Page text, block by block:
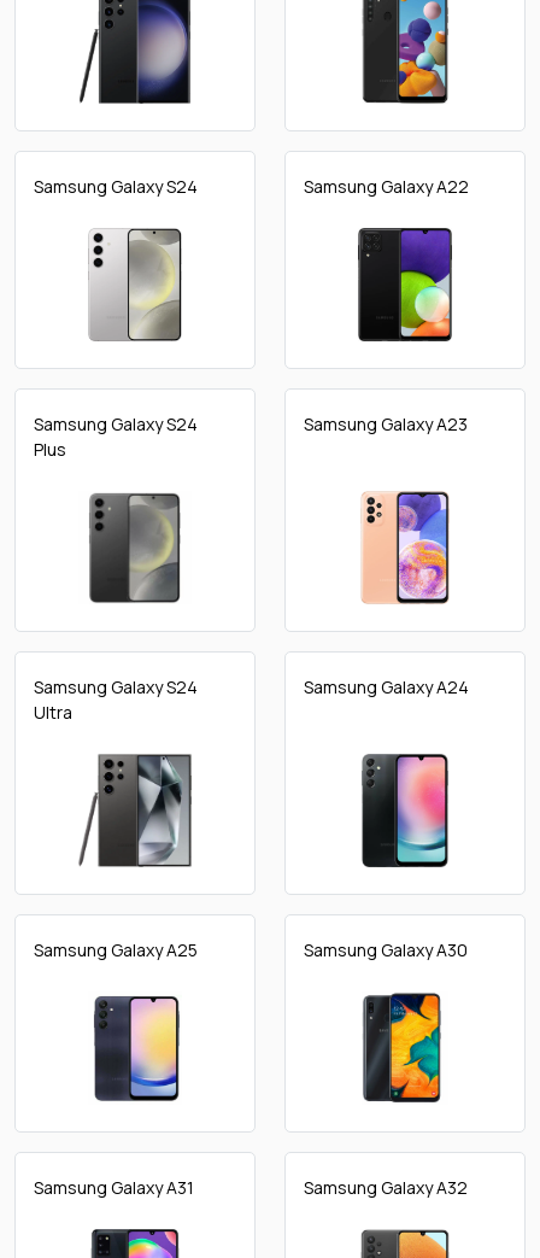
Samsung Galaxy S24 Samsung Galaxy A22
Samsung Galaxy S24
Plus
Samsung Galaxy A23
Samsung Galaxy S24
Ultra
Samsung Galaxy A24
Samsung Galaxy A25 Samsung Galaxy A30
Samsung Galaxy A31 Samsung Galaxy A32